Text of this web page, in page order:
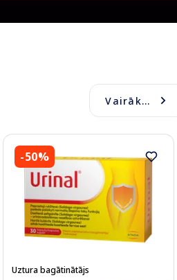
Vairāk...
-50%
Uztura bagātinātājs